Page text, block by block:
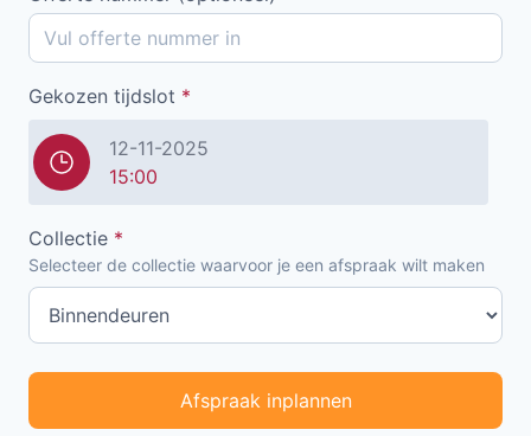
Gekozen tijdslot *
12-11-2025
15:00
Collectie *
Selecteer de collectie waarvoor je een afspraak wilt maken
Afspraak inplannen